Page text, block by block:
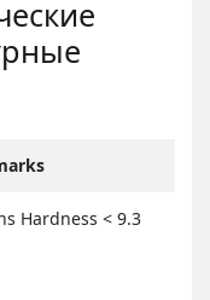
Hardness < 9.3